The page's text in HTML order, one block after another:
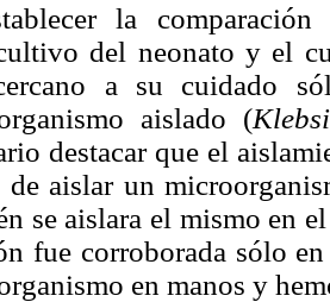
la
del neonato y el
a su cuidado
aislado (
destacar que el
de aislar un
se aislara el mismo en
fue corroborada sólo
en manos y